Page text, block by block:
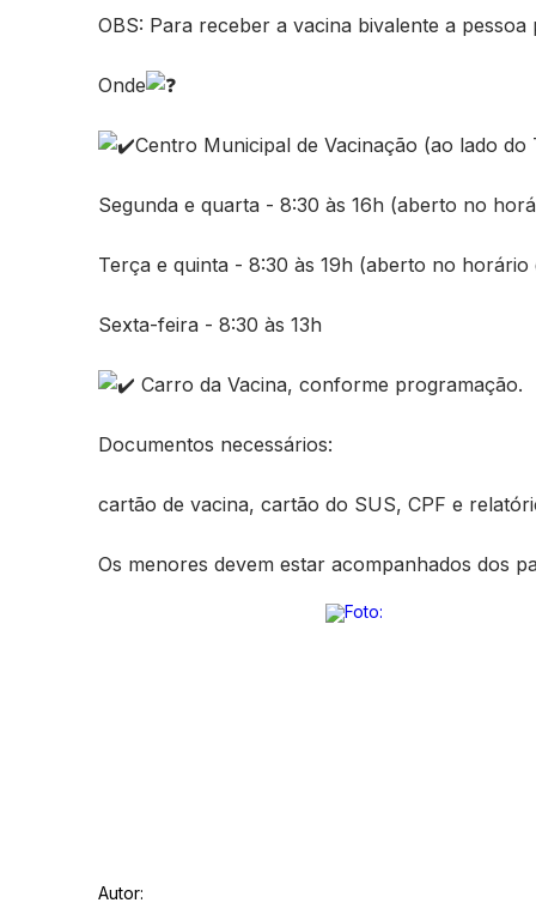
OBS: Para receber a vacina bivalente a
Onde
Centro Municipal de Vacinação (ao lado do
Segunda e quarta - 8:30 às 16h (aberto no
Terça e quinta - 8:30 às 19h (aberto no horário
Sexta-feira - 8:30 às 13h
Carro da Vacina, conforme programação.
Documentos necessários:
cartão de vacina, cartão do SUS, CPF e
Os menores devem estar acompanhados dos
Autor: